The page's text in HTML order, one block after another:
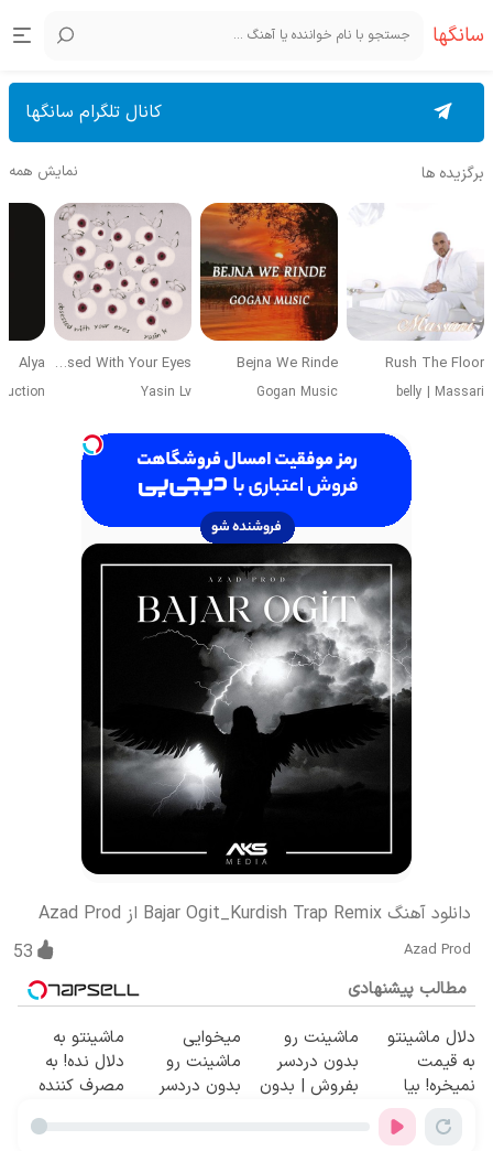
سانگها
کانال تلگرام سانگها
برگزیده ها نمایش همه
Rush The Floor
belly | Massari
Bejna We Rinde
Gogan Music
Obsessed With Your Eyes
Yasin Lv
Alya
دانلود آهنگ Bajar Ogit_Kurdish Trap Remix از Azad Prod
Azad Prod
53
مطالب پیشنهادی
دلال ماشینتو
به قیمت
نمیخره! بیا
اینجا به قیمت
بفروش*فقط
ماشینت رو
بدون دردسر
بفروش | بدون
میخوایی
ماشینت رو
بدون دردسر
ماشینتو به
دلال نده! به
مصرف کننده
پاسخ به یک